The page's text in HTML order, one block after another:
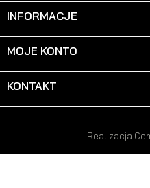
INFORMACJE
MOJE KONTO
KONTAKT
Realizacja